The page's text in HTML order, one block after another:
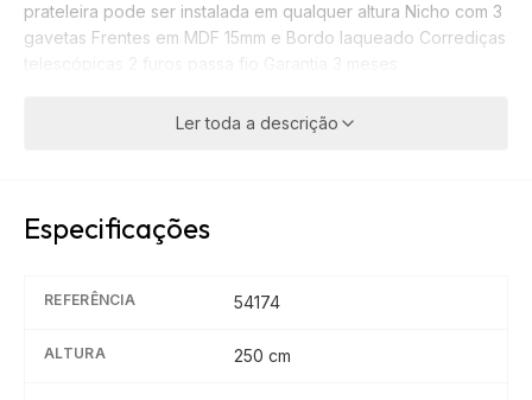
prateleira pode ser instalada em qualquer altura Nicho com 3
gavetas Frentes em MDF 15mm e Bordo laqueado Corrediças
Ler toda a descrição
Especificações
REFERÊNCIA 54174
ALTURA 250 cm